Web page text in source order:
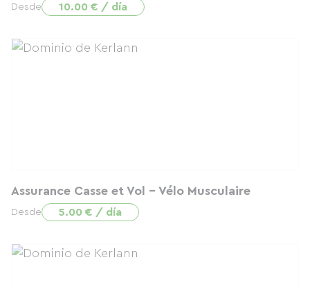
Desde 10.00 € / día
Assurance Casse et Vol - Vélo Musculaire
Desde 5.00 € / día